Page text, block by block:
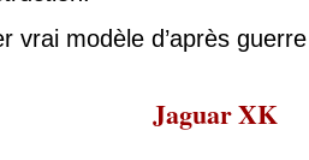
vrai modèle d’après
Jaguar XK